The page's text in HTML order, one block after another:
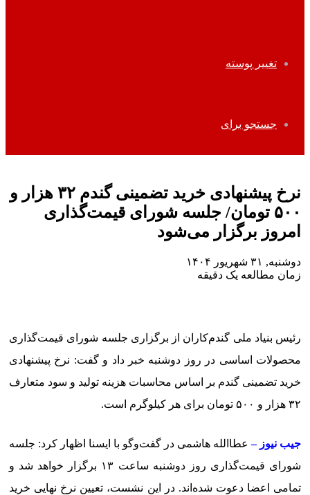
تغییر پوسته
جستجو برای
نرخ پیشنهادی خرید تضمینی گندم ۳۲ هزار و
۵۰۰ تومان/ جلسه شورای قیمت‌گذاری
امروز برگزار می‌شود
دوشنبه, ۳۱ شهریور ۱۴۰۴
زمان مطالعه یک دقیقه
رئیس بنیاد ملی گندم‌کاران از برگزاری جلسه شورای قیمت‌گذاری
محصولات اساسی در روز دوشنبه خبر داد و گفت: نرخ پیشنهادی
خرید تضمینی گندم بر اساس محاسبات هزینه تولید و سود متعارف
۳۲ هزار و ۵۰۰ تومان برای هر کیلوگرم است.
جیب نیوز – عطاالله هاشمی در گفت‌وگو با ایسنا اظهار کرد: جلسه
شورای قیمت‌گذاری روز دوشنبه ساعت ۱۳ برگزار خواهد شد و
تمامی اعضا دعوت شده‌اند. در این نشست، تعیین نرخ نهایی خرید